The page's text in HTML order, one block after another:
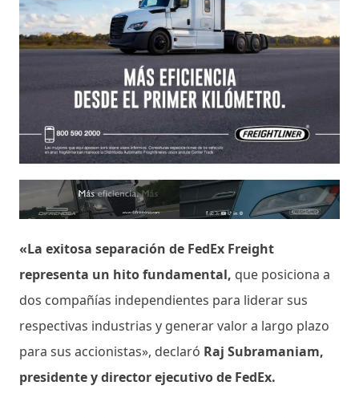
«La exitosa separación de FedEx Freight
representa un hito fundamental, que posiciona a
dos compañías independientes para liderar sus
respectivas industrias y generar valor a largo plazo
para sus accionistas», declaró Raj Subramaniam,
presidente y director ejecutivo de FedEx.